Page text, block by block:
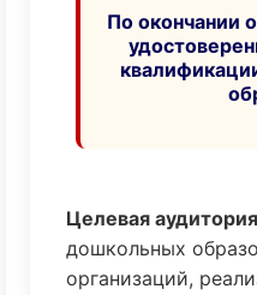
По окончании
Целевая
дошкольных
организаций,